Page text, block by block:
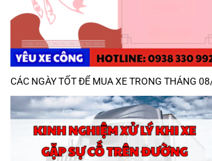
CÁC NGÀY TỐT ĐỂ MUA XE TRONG THÁNG